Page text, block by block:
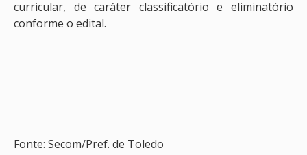
curricular, de caráter classificatório e eliminatório
conforme o edital.
Fonte: Secom/Pref. de Toledo